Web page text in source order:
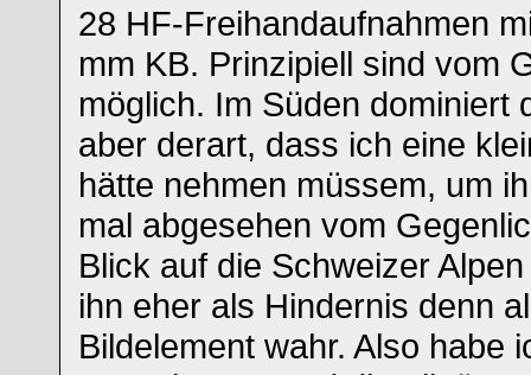
28 HF-Freihandaufnahmen
mm KB. Prinzipiell sind vom
möglich. Im Süden dominiert
aber derart, dass ich eine
hätte nehmen müssem, um
mal abgesehen vom
Blick auf die Schweizer
ihn eher als Hindernis denn
Bildelement wahr. Also habe